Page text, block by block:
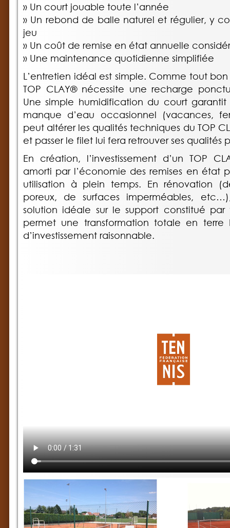
» Un court jouable toute l’année
» Un rebond de balle naturel et régulier, y
jeu
» Un coût de remise en état annuelle
» Une maintenance quotidienne simplifiée
L’entretien idéal est simple. Comme tout
TOP CLAY® nécessite une recharge
Une simple humidification du court
manque d’eau occasionnel (vacances,
peut altérer les qualités techniques du TOP
et passer le filet lui fera retrouver ses qualités
En création, l’investissement d’un TOP
amorti par l’économie des remises en état
utilisation à plein temps. En rénovation
poreux, de surfaces imperméables,
solution idéale sur le support constitué par
permet une transformation totale en
d’investissement raisonnable.